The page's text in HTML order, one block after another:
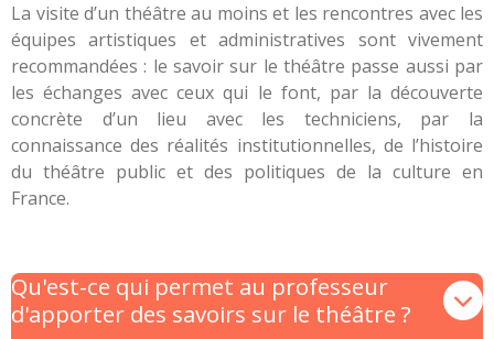
La visite d’un théâtre au moins et les rencontres avec les
équipes artistiques et administratives sont vivement
recommandées : le savoir sur le théâtre passe aussi par
les échanges avec ceux qui le font, par la découverte
concrète d’un lieu avec les techniciens, par la
connaissance des réalités institutionnelles, de l’histoire
du théâtre public et des politiques de la culture en
France.
Qu'est-ce qui permet au professeur
d'apporter des savoirs sur le théâtre ?